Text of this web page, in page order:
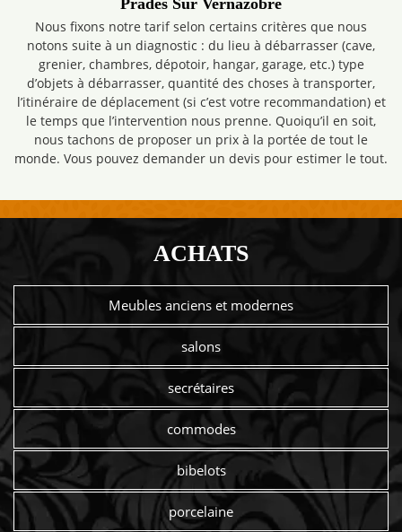
Prades Sur Vernazobre
Nous fixons notre tarif selon certains critères que nous
notons suite à un diagnostic : du lieu à débarrasser (cave,
grenier, chambres, dépotoir, hangar, garage, etc.) type
d’objets à débarrasser, quantité des choses à transporter,
l’itinéraire de déplacement (si c’est votre recommandation) et
le temps que l’intervention nous prenne. Quoiqu’il en soit,
nous tachons de proposer un prix à la portée de tout le
monde. Vous pouvez demander un devis pour estimer le tout.
ACHATS
Meubles anciens et modernes
salons
secrétaires
commodes
bibelots
porcelaine